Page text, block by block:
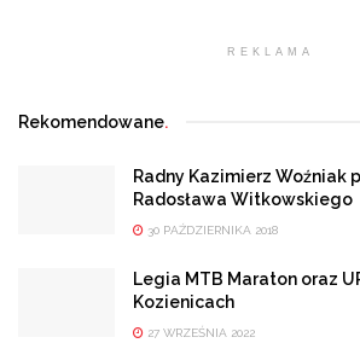
REKLAMA
Rekomendowane.
Radny Kazimierz Woźniak
Radosława Witkowskiego
30 PAŹDZIERNIKA 2018
Legia MTB Maraton oraz
Kozienicach
27 WRZEŚNIA 2022